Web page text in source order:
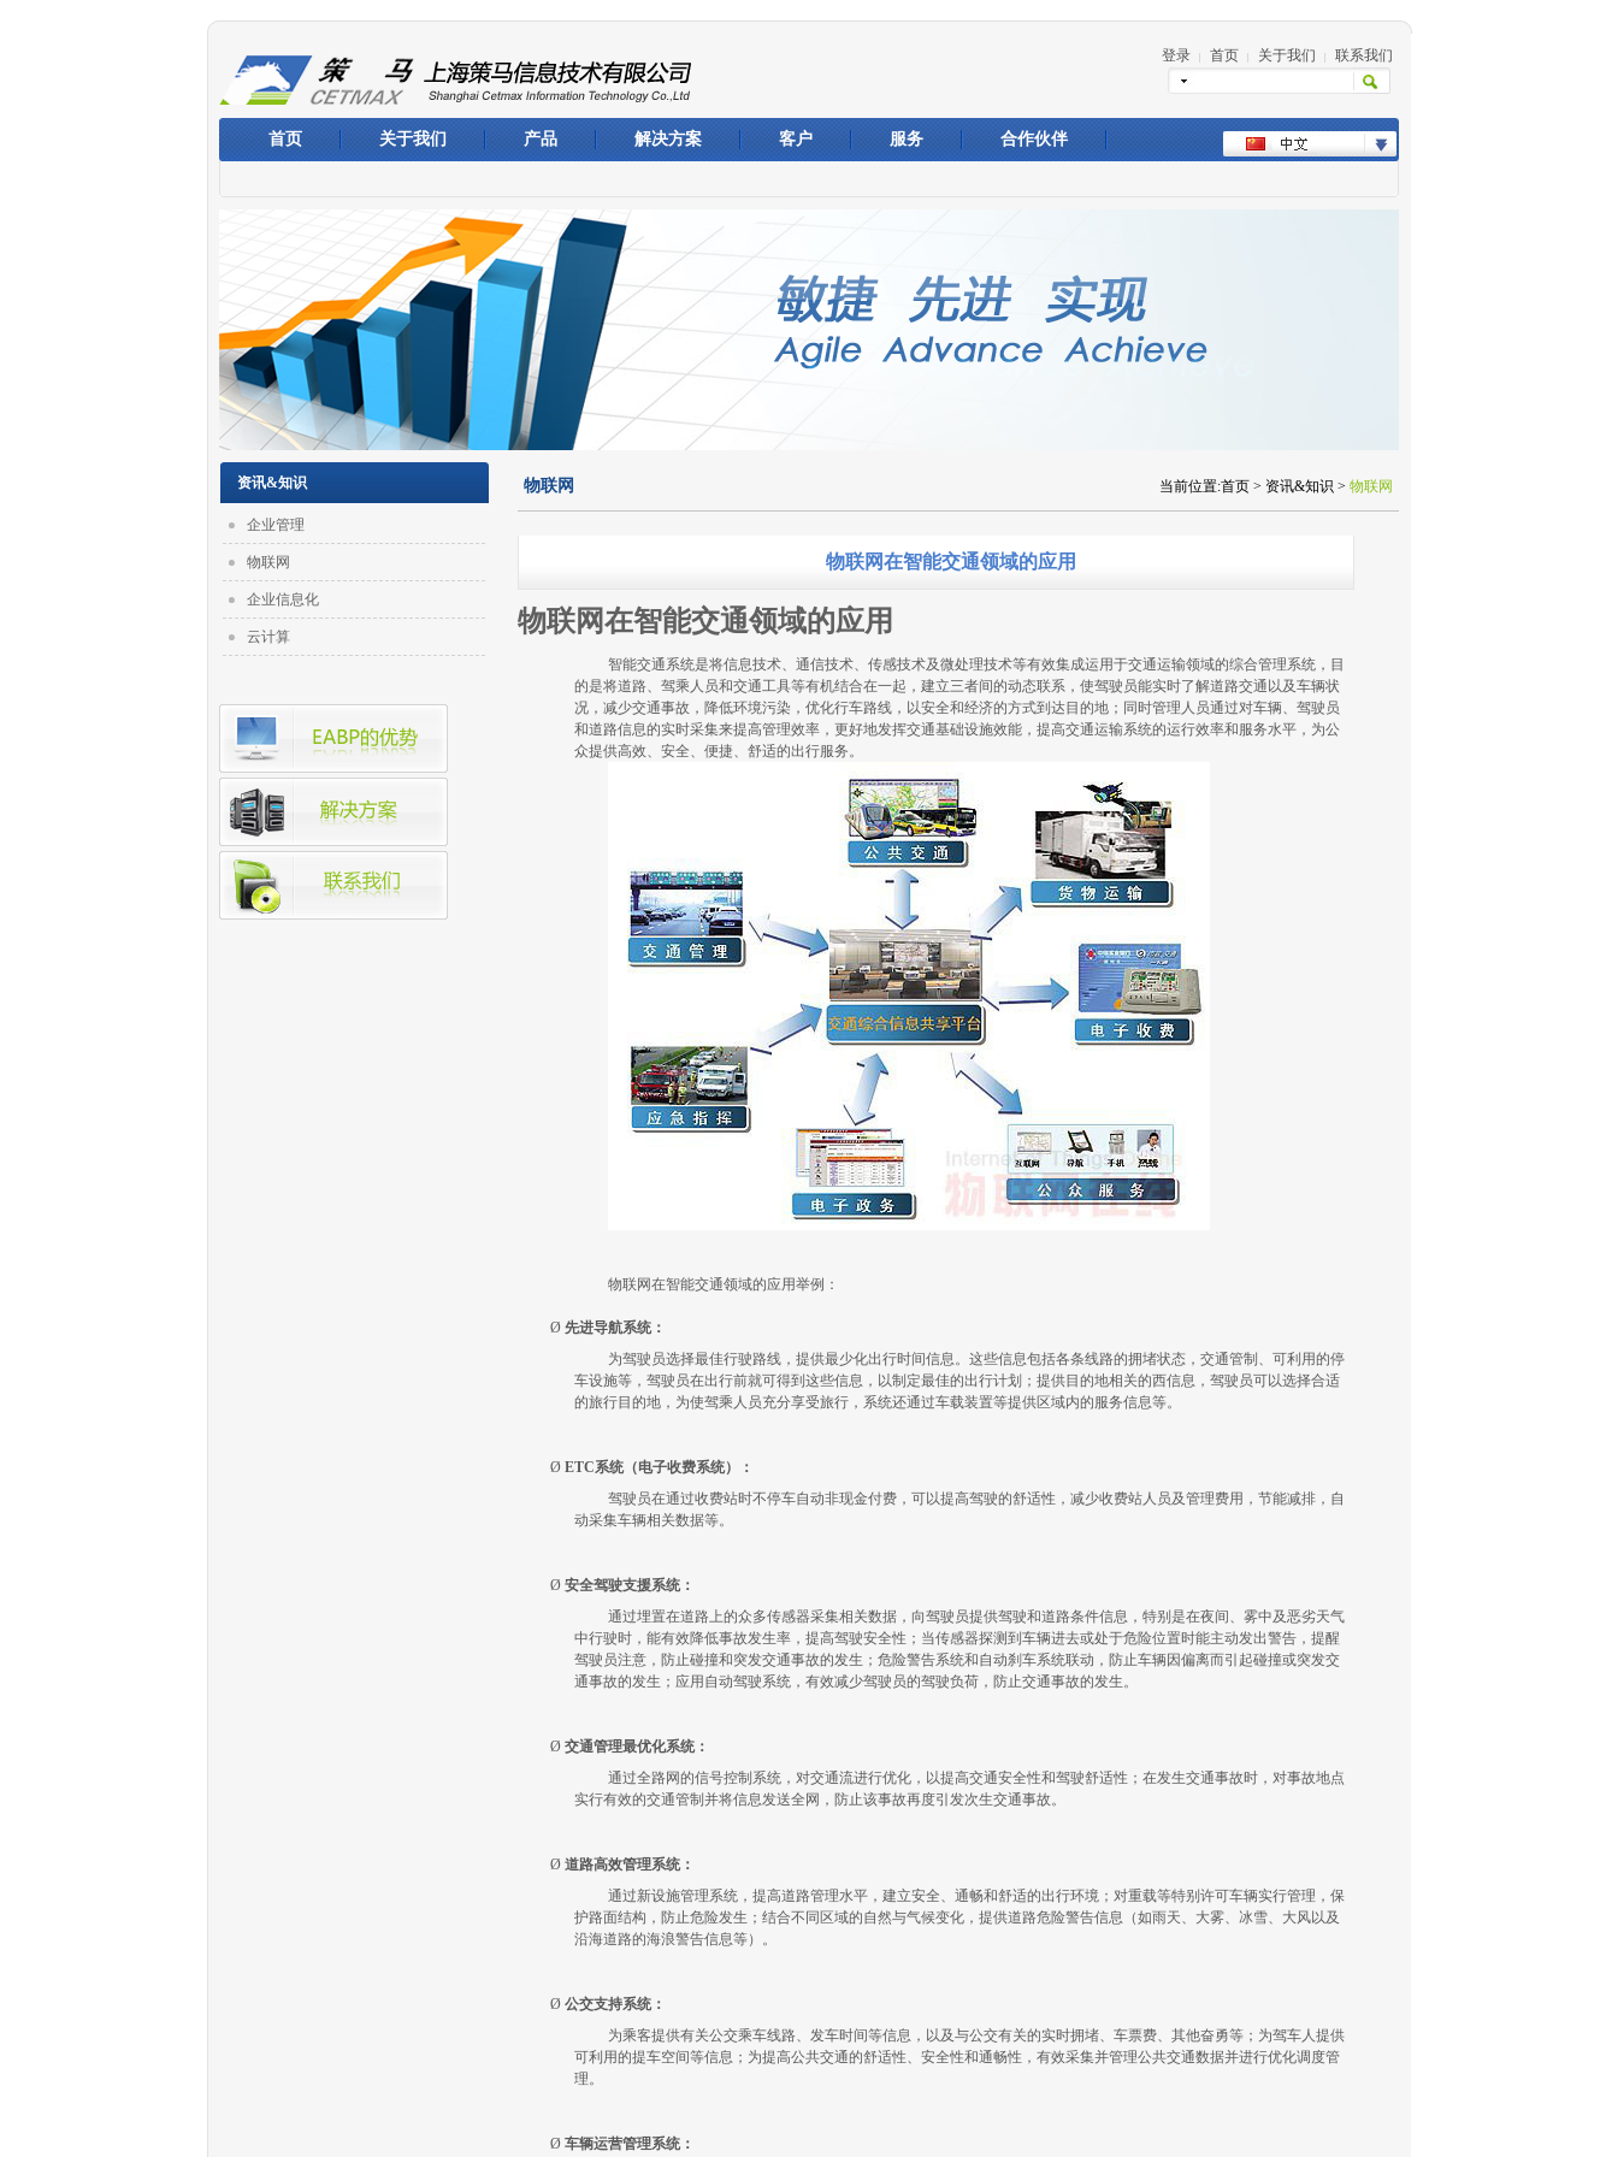
登录 首页 关于我们 联系我们
首页 关于我们 产品 解决方案 客户 服务 合作伙伴
资讯&知识
企业管理
物联网
企业信息化
云计算
当前位置:首页 > 资讯&知识 > 物联网
物联网
物联网在智能交通领域的应用
物联网在智能交通领域的应用
智能交通系统是将信息技术、通信技术、传感技术及微处理技术等有效集成运用于交通运输领域的综合管理系统，目
的是将道路、驾乘人员和交通工具等有机结合在一起，建立三者间的动态联系，使驾驶员能实时了解道路交通以及车辆状
况，减少交通事故，降低环境污染，优化行车路线，以安全和经济的方式到达目的地；同时管理人员通过对车辆、驾驶员
和道路信息的实时采集来提高管理效率，更好地发挥交通基础设施效能，提高交通运输系统的运行效率和服务水平，为公
众提供高效、安全、便捷、舒适的出行服务。
物联网在智能交通领域的应用举例：
Ø 先进导航系统：
为驾驶员选择最佳行驶路线，提供最少化出行时间信息。这些信息包括各条线路的拥堵状态，交通管制、可利用的停
车设施等，驾驶员在出行前就可得到这些信息，以制定最佳的出行计划；提供目的地相关的西信息，驾驶员可以选择合适
的旅行目的地，为使驾乘人员充分享受旅行，系统还通过车载装置等提供区域内的服务信息等。
Ø ETC系统（电子收费系统）：
驾驶员在通过收费站时不停车自动非现金付费，可以提高驾驶的舒适性，减少收费站人员及管理费用，节能减排，自
动采集车辆相关数据等。
Ø 安全驾驶支援系统：
通过埋置在道路上的众多传感器采集相关数据，向驾驶员提供驾驶和道路条件信息，特别是在夜间、雾中及恶劣天气
中行驶时，能有效降低事故发生率，提高驾驶安全性；当传感器探测到车辆进去或处于危险位置时能主动发出警告，提醒
驾驶员注意，防止碰撞和突发交通事故的发生；危险警告系统和自动刹车系统联动，防止车辆因偏离而引起碰撞或突发交
通事故的发生；应用自动驾驶系统，有效减少驾驶员的驾驶负荷，防止交通事故的发生。
Ø 交通管理最优化系统：
通过全路网的信号控制系统，对交通流进行优化，以提高交通安全性和驾驶舒适性；在发生交通事故时，对事故地点
实行有效的交通管制并将信息发送全网，防止该事故再度引发次生交通事故。
Ø 道路高效管理系统：
通过新设施管理系统，提高道路管理水平，建立安全、通畅和舒适的出行环境；对重载等特别许可车辆实行管理，保
护路面结构，防止危险发生；结合不同区域的自然与气候变化，提供道路危险警告信息（如雨天、大雾、冰雪、大风以及
沿海道路的海浪警告信息等）。
Ø 公交支持系统：
为乘客提供有关公交乘车线路、发车时间等信息，以及与公交有关的实时拥堵、车票费、其他奋勇等；为驾车人提供
可利用的提车空间等信息；为提高公共交通的舒适性、安全性和通畅性，有效采集并管理公共交通数据并进行优化调度管
理。
Ø 车辆运营管理系统：